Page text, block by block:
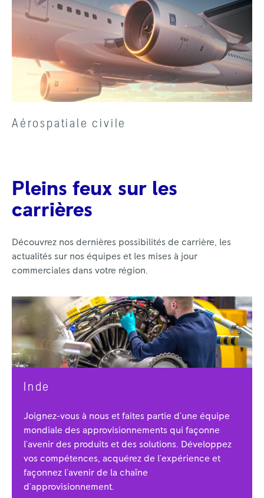
Aérospatiale civile
Pleins feux sur les
carrières
Découvrez nos dernières possibilités de carrière, les
actualités sur nos équipes et les mises à jour
commerciales dans votre région.
Inde
Joignez-vous à nous et faites partie d'une équipe
mondiale des approvisionnements qui façonne
l'avenir des produits et des solutions. Développez
vos compétences, acquérez de l'expérience et
façonnez l'avenir de la chaîne
d'approvisionnement.